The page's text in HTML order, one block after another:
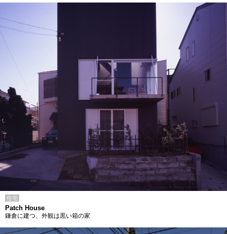
住宅
Patch House
鎌倉に建つ、外観は黒い箱の家